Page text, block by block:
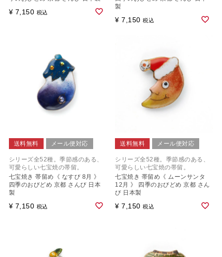
¥ 7,150 税込
製
¥ 7,150 税込
送料無料 メール便対応
シリーズ全52種。季節感のある、
可愛らしい七宝焼の帯留。
七宝焼き 帯留め《 なすび 8月 》
四季のおびどめ 京都 さんび 日本
製
¥ 7,150 税込
送料無料 メール便対応
シリーズ全52種。季節感のある、
可愛らしい七宝焼の帯留。
七宝焼き 帯留め《 ムーンサンタ
12月 》 四季のおびどめ 京都 さん
び 日本製
¥ 7,150 税込